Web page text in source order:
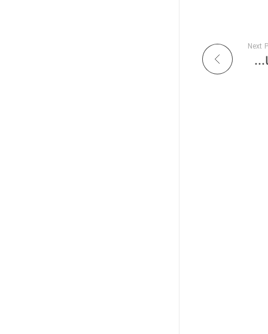
Next
مقررات خاص ثبت دامنه UK. (بریتانیا) و ویژگی های آن